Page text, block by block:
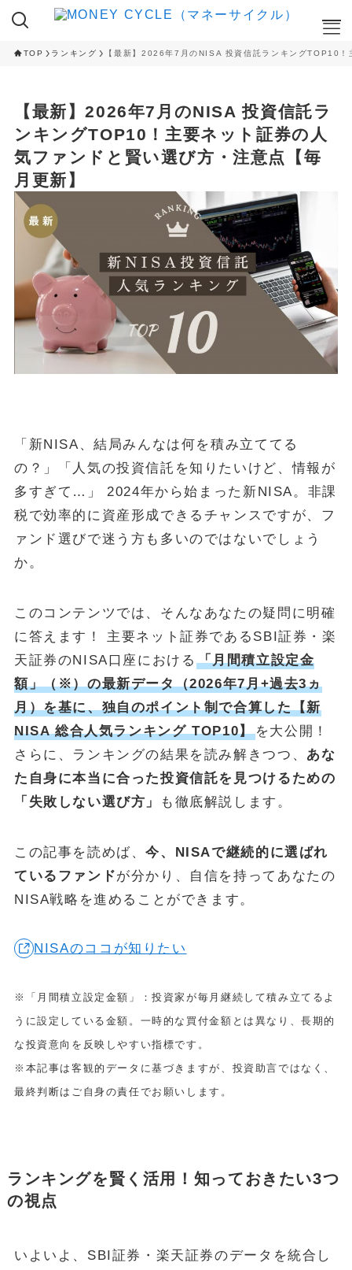
NISA
iDeCo
RANKING
クレカ積立ランキング
NISA 投資信託ランキング
ふるさと納税 返礼品ランキング
CAMPAIGN
ハイステータスカード 入会キャンペーン
ネット証券 新規口座開設キャンペーン
CAMPAIGN
シニア
コラム
NEW
April 20, 2026 シニア
銘柄
ヴィンテージウォッチを「資産」として持つという選択
April 13, 2026 シニア
50代・60代の物価高対策｜株主優待で食費と日用品を賢く浮かせ
る活用術
POPULAR
October 1, 2024 お金
【失敗しない】FIRE達成に必要な金額はいくら？リアルな目標額
と「4%ルール」の落とし穴を解説
May 13, 2025 投資・資産運用
新NISA【月10万・20万・30万積立】20年後の資産額シミュレー
ションと年代別・目標別運用戦略(2025年最新)
変わる？パート・主婦必見、税金と社会保険の賢い働き方完全ガ
イド
広告掲載について
お問い合わせ
FOLLOW
TOP ランキング 【最新】2026年7月のNISA 投資信託ランキングTOP10
【最新】2026年7月のNISA 投資信託ラ
ンキングTOP10！主要ネット証券の人
気ファンドと賢い選び方・注意点【毎
月更新】
「新NISA、結局みんなは何を積み立ててる
の？」「人気の投資信託を知りたいけど、情報が
多すぎて…」 2024年から始まった新NISA。非課
税で効率的に資産形成できるチャンスですが、フ
ァンド選びで迷う方も多いのではないでしょう
か。
このコンテンツでは、そんなあなたの疑問に明確
に答えます！ 主要ネット証券であるSBI証券・楽
天証券のNISA口座における 「月間積立設定金
額」（※）の最新データ（2026年7月+過去3ヵ
月）を基に、独自のポイント制で合算した【新
NISA 総合人気ランキング TOP10】を大公開！
さらに、ランキングの結果を読み解きつつ、 あな
た自身に本当に合った投資信託を見つけるための
「失敗しない選び方」
も徹底解説します。
この記事を読めば、今、NISAで継続的に選ばれ
ているファンドが分かり、自信を持ってあなたの
NISA戦略を進めることができます。
NISAのココが知りたい
※「月間積立設定金額」：投資家が毎月継続して積み立てるよ
うに設定している金額。一時的な買付金額とは異なり、長期的
な投資意向を反映しやすい指標です。
※本記事は客観的データに基づきますが、投資助言ではなく、
最終判断はご自身の責任でお願いします。
ランキングを賢く活用！知っておきたい3つ
の視点
いよいよ、SBI証券・楽天証券のデータを統合し